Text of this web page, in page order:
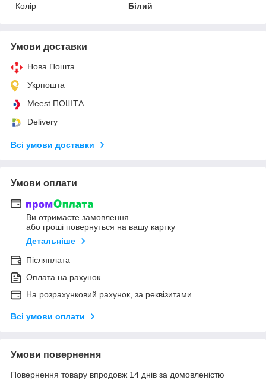
Колір
Білий
Умови доставки
Нова Пошта
Укрпошта
Meest ПОШТА
Delivery
Всі умови доставки
Умови оплати
Ви отримаєте замовлення
або гроші повернуться на вашу картку
Детальніше
Післяплата
Оплата на рахунок
На розрахунковий рахунок, за реквізитами
Всі умови оплати
Умови повернення
Повернення товару впродовж 14 днів за домовленістю